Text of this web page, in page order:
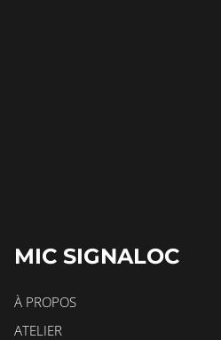
MIC SIGNALOC
À PROPOS
ATELIER